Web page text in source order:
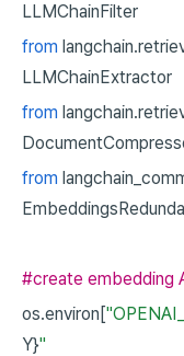
LLMChainFilter
from
LLMChainExtractor
from
from
#create embedding
os.environ[
Y}"